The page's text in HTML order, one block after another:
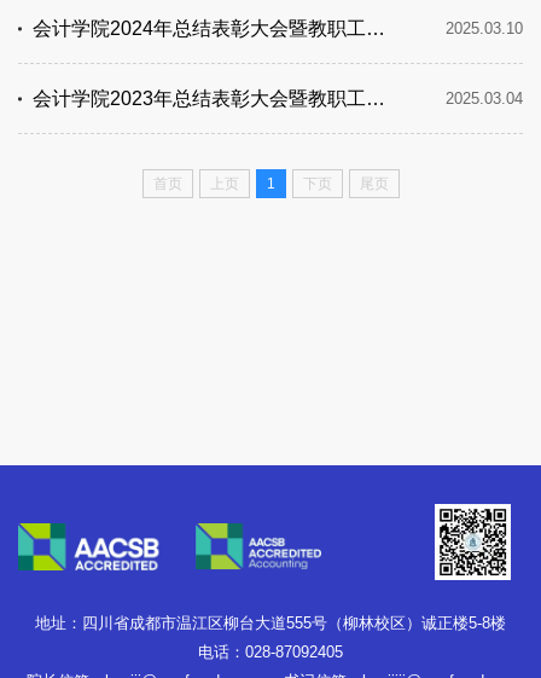
会计学院2024年总结表彰大会暨教职工代表大会顺利召开 2025.03.10
会计学院2023年总结表彰大会暨教职工代表大会顺利召开 2025.03.04
首页 上页 1 下页 尾页
地址：四川省成都市温江区柳台大道555号（柳林校区）诚正楼5-8楼
电话：028-87092405